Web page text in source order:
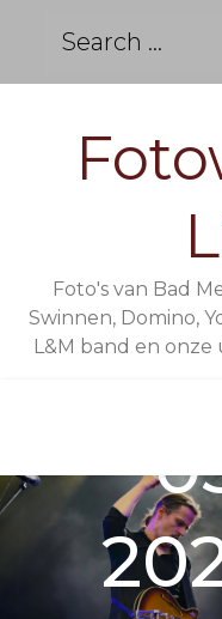
content
Search
Foto's van Bad
Swinnen, Domino,
L&M band en